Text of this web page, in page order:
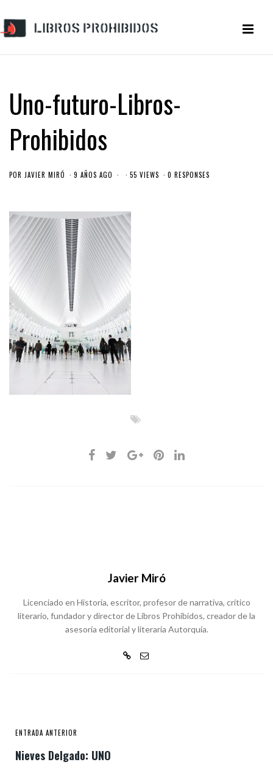
Uno-futuro-Libros-
Prohibidos
POR JAVIER MIRÓ 9 AÑOS AGO 55 VIEWS 0 RESPONSES
Javier Miró
Licenciado en Historia, escritor, profesor de narrativa, crítico
literario, fundador y director de Libros Prohibidos, creador de la
asesoría editorial y literaria Autorquía.
ENTRADA ANTERIOR
Nieves Delgado: UNO